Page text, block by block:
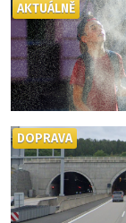
AKTUÁLNĚ
DOPRAVA